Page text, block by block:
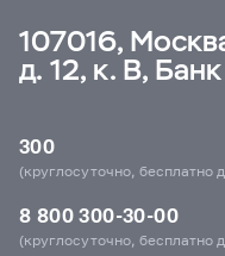
107016,
д. 12, к. В,
300
(круглосуточно, бесплатно
8 800 300-30-00
(круглосуточно, бесплатно